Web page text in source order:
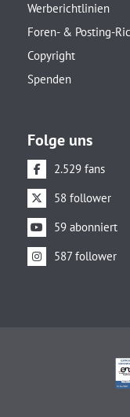
Werberichtlinien
Foren- & Posting-
Copyright
Spenden
Folge uns
2.529 fans
58 follower
59 abonniert
587 follower